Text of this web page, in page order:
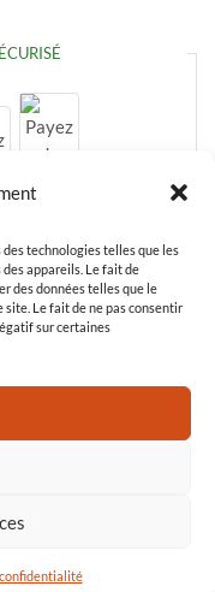
technologies telles que les
appareils. Le fait de
des données telles que le
Le fait de ne pas consentir
sur certaines
2024